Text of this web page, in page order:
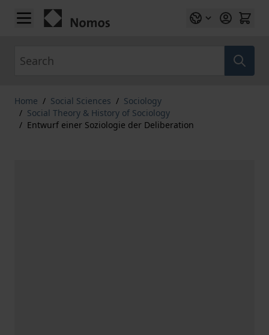
Skip to Content
Home / Social Sciences / Sociology
/ Social Theory & History of Sociology
/ Entwurf einer Soziologie der Deliberation